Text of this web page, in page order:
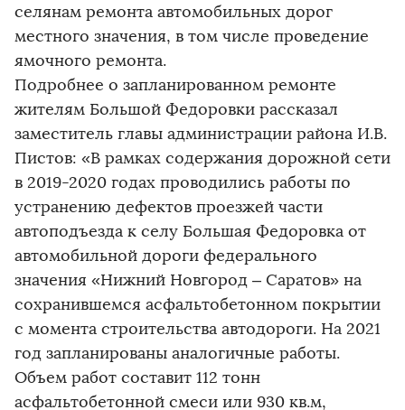
селянам ремонта автомобильных дорог
местного значения, в том числе проведение
ямочного ремонта.
Подробнее о запланированном ремонте
жителям Большой Федоровки рассказал
заместитель главы администрации района И.В.
Пистов: «В рамках содержания дорожной сети
в 2019-2020 годах проводились работы по
устранению дефектов проезжей части
автоподъезда к селу Большая Федоровка от
автомобильной дороги федерального
значения «Нижний Новгород – Саратов» на
сохранившемся асфальтобетонном покрытии
с момента строительства автодороги. На 2021
год запланированы аналогичные работы.
Объем работ составит 112 тонн
асфальтобетонной смеси или 930 кв.м,